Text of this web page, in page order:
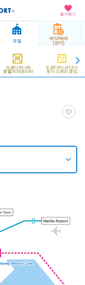
즐겨찾기
호텔
예약/예매
(영어)
도쿄디즈니씨
호텔 미라코스타
도쿄디즈니리조트
토이 스토리 호텔